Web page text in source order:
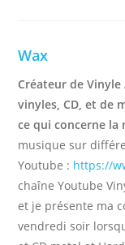
Wax
Créateur de
vinyles, CD, et de
ce qui concerne la
musique sur
Youtube : https://
chaîne Youtube
et je présente ma
vendredi soir